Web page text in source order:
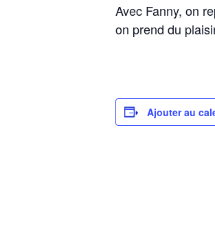
Avec Fanny, on
on prend du
Ajouter au